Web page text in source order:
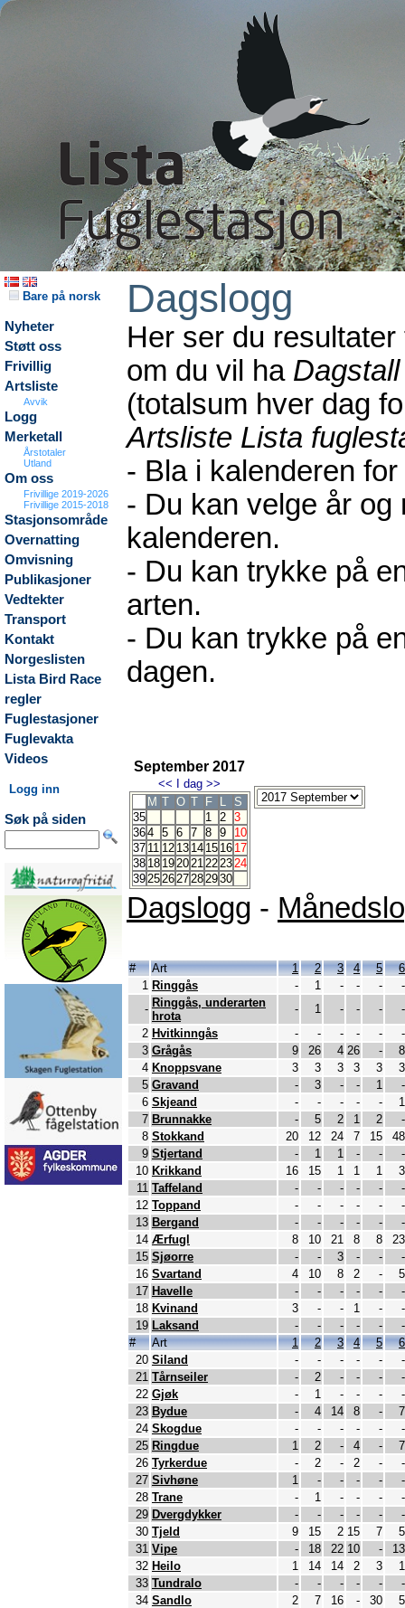
Bare på norsk
Nyheter
Støtt oss
Frivillig
Artsliste
Avvik
Logg
Merketall
Årstotaler
Utland
Om oss
Frivillige 2019-2026
Frivillige 2015-2018
Stasjonsområde
Overnatting
Omvisning
Publikasjoner
Vedtekter
Transport
Kontakt
Norgeslisten
Lista Bird Race
regler
Fuglestasjoner
Fuglevakta
Videos
Logg inn
Søk på siden
Dagslogg
Her ser du
om du vil ha Dagstall
(totalsum hver dag
Artsliste Lista
- Bla i kalenderen
- Du kan velge år
kalenderen.
- Du kan trykke på
arten.
- Du kan trykke på
dagen.
September 2017
<< I dag >>
M T O T F L
S
35
1 2 3
364 5 6 7 8 9
10
37 11 12 13 14 15 16 17
38 18 192021222324
39252627282930
Dagslogg -
# Art 1 2 3 4 5
6
1 Ringgås - 1 - - -
-
- Ringgås, underarten
hrota
- 1 - - -
-
2 Hvitkinngås - - - - -
-
3 Grågås 9 26 4 26 -
8
4 Knoppsvane 3 3 3 3 3
3
5 Gravand - 3 - - 1
-
6 Skjeand - - - - -
1
7 Brunnakke - 5 2 1 2
-
8 Stokkand 20 12 24 7 15
48
9 Stjertand - 1 1 - -
-
10 Krikkand 16 15 1 1 1
3
11 Taffeland - - - - -
-
12 Toppand - - - - -
-
13 Bergand - - - - -
-
14 Ærfugl 8 10 21 8 8
23
15 Sjøorre - - 3 - -
-
16 Svartand 4 10 8 2 -
5
17 Havelle - - - - -
-
18 Kvinand 3 - - 1 -
-
19 Laksand - - - - -
-
#
Art 1 2 3 4 5
6
20 Siland - - - - -
-
21 Tårnseiler - 2 - - -
-
22 Gjøk - 1 - - -
-
23 Bydue - 4 14 8 -
7
24 Skogdue - - - - -
-
25 Ringdue 1 2 - 4 -
7
26 Tyrkerdue - 2 - 2 -
-
27 Sivhøne 1 - - - -
-
28 Trane - 1 - - -
-
29 Dvergdykker - - - - -
-
30 Tjeld 9 15 2 15 7
5
31 Vipe - 18 22 10 -
13
32 Heilo 1 14 14 2 3
1
33 Tundralo - - - - -
-
34 Sandlo 2 7 16 - 30
5